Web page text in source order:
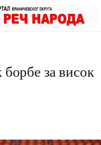
борбе за висок